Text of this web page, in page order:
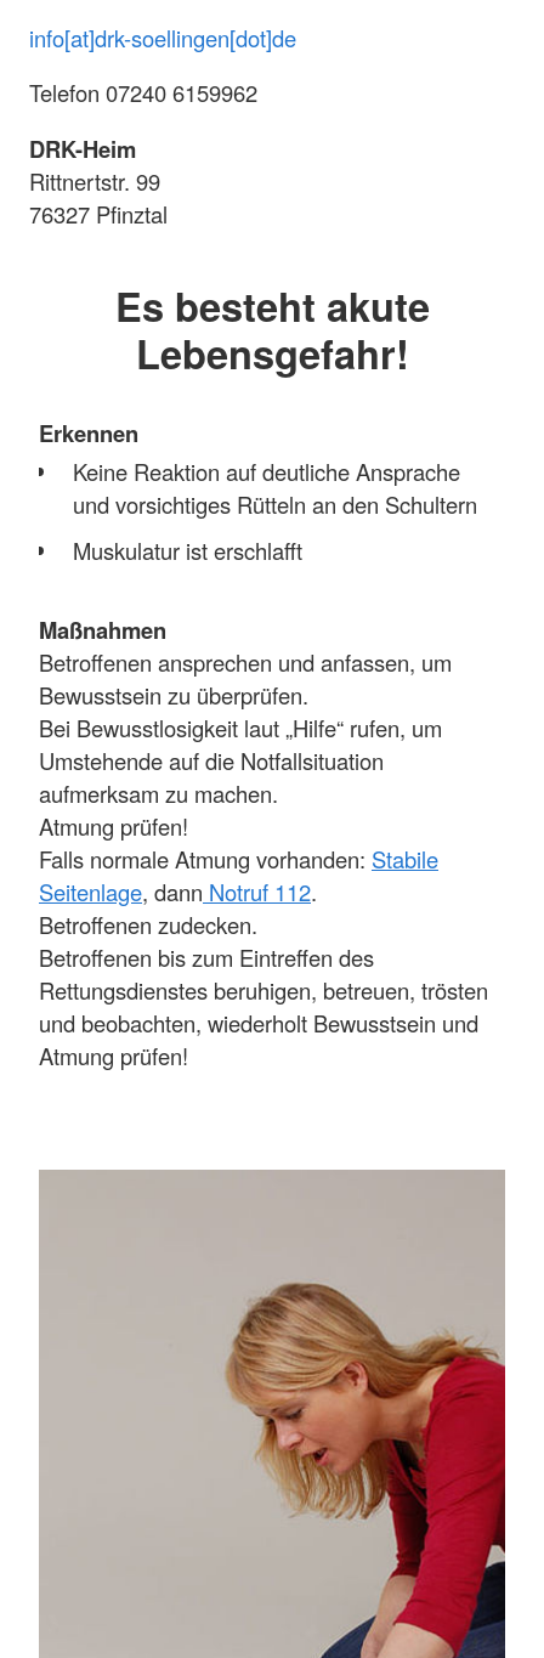
info[at]drk-soellingen[dot]de
Telefon 07240 6159962
DRK-Heim
Rittnertstr. 99
76327 Pfinztal
Es besteht akute
Lebensgefahr!
Erkennen
Keine Reaktion auf deutliche Ansprache
und vorsichtiges Rütteln an den Schultern
Muskulatur ist erschlafft
Maßnahmen
Betroffenen ansprechen und anfassen, um
Bewusstsein zu überprüfen.
Bei Bewusstlosigkeit laut „Hilfe“ rufen, um
Umstehende auf die Notfallsituation
aufmerksam zu machen.
Atmung prüfen!
Falls normale Atmung vorhanden: Stabile
Seitenlage, dann Notruf 112.
Betroffenen zudecken.
Betroffenen bis zum Eintreffen des
Rettungsdienstes beruhigen, betreuen, trösten
und beobachten, wiederholt Bewusstsein und
Atmung prüfen!